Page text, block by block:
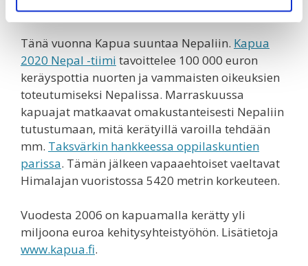
Tänä vuonna Kapua suuntaa Nepaliin. Kapua
2020 Nepal -tiimi tavoittelee 100 000 euron
keräyspottia nuorten ja vammaisten oikeuksien
toteutumiseksi Nepalissa. Marraskuussa
kapuajat matkaavat omakustanteisesti Nepaliin
tutustumaan, mitä kerätyillä varoilla tehdään
mm. Taksvärkin hankkeessa oppilaskuntien
parissa. Tämän jälkeen vapaaehtoiset vaeltavat
Himalajan vuoristossa 5420 metrin korkeuteen.
Vuodesta 2006 on kapuamalla kerätty yli
miljoona euroa kehitysyhteistyöhön. Lisätietoja
www.kapua.fi.